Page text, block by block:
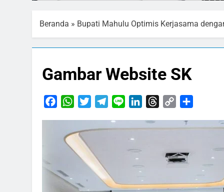
Beranda » Bupati Mahulu Optimis Kerjasama
Gambar Website SK
FacebookWhatsApp
TwitterTelegram
Line LinkedInThreads
Copy